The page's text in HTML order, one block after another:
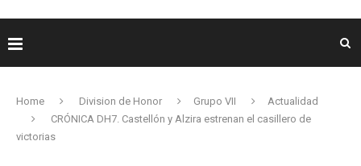
Home Division de Honor Grupo VII
Actualidad
CRÓNICA DH7. Castellón y Alzira estrenan el casillero de
victorias